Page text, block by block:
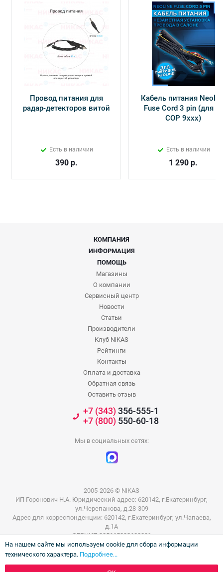
Провод питания для
радар-детекторов витой
Есть в наличии
390р.
Кабель питания
Fuse Cord 3 pin (для Х-
СОР 9ххх)
Есть в наличии
1 290 р.
КОМПАНИЯ
ИНФОРМАЦИЯ
ПОМОЩЬ
Магазины
О компании
Сервисный центр
Новости
Статьи
Производители
Клуб NiKAS
Рейтинги
Контакты
Оплата и доставка
Обратная связь
Оставить отзыв
+7 (343)356-555-1
+7 (800)550-60-18
Мы в социальных сетях:
2005-2026 © NiKAS
ИП Горонович Н.А. Юридический адрес: 620142, г.Екатеринбург,
ул.Черепанова, д.28-309
Адрес для корреспонденции: 620142, г.Екатеринбург, ул.Чапаева,
д.1А
ОГРНИП 305665832600031
ИНН 665801802803
На нашем сайте мы используем cookie для сбора информации
технического характера. Подробнее...